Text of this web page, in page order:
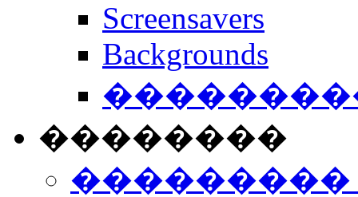
Screensavers
Backgrounds
��������
���������